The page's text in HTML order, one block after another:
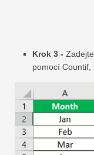
Krok 3 -
pomocí Countif,